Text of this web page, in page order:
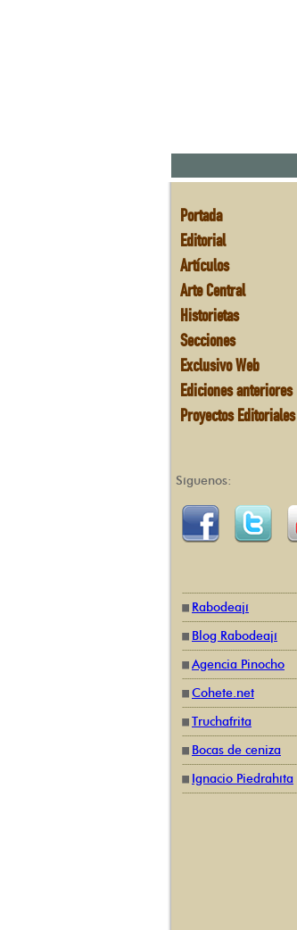
Portada
Editorial
Artículos
Arte Central
Historietas
Secciones
Exclusivo Web
Ediciones anteriores
Proyectos Editoriales
Síguenos:
Rabodeají
Blog Rabodeají
Agencia Pinocho
Cohete.net
Truchafrita
Bocas de ceniza
Ignacio Piedrahíta